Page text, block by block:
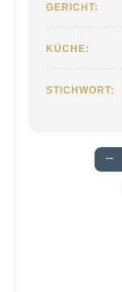
GERICHT:
KÜCHE:
STICHWORT:
–